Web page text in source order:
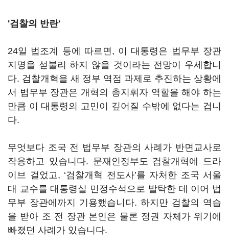
'검찰의 반란'
24일 법조계 등에 따르면, 이 대통령은 법무부 장관
지명을 섣불리 하지 않을 것이라는 전망이 우세합니
다. 검찰개혁을 새 정부 역점 과제로 추진하는 상황에
서 법무부 장관은 개혁의 총지휘자 역할을 해야 하는
만큼 이 대통령의 고민이 깊어질 수밖에 없다는 겁니
다.
무엇보다 조국 전 법무부 장관의 사례가 반면교사로
작용하고 있습니다. 문재인정부도 검찰개혁에 드라
이브 걸었고, ‘검찰개혁 전도사’를 자처한 조국 서울
대 교수를 대통령실 민정수석으로 발탁한 데 이어 법
무부 장관에까지 기용했습니다. 하지만 검찰의 역습
을 받아 조 전 장관 본인은 물론 정권 자체가 위기에
빠졌던 사례가 있습니다.